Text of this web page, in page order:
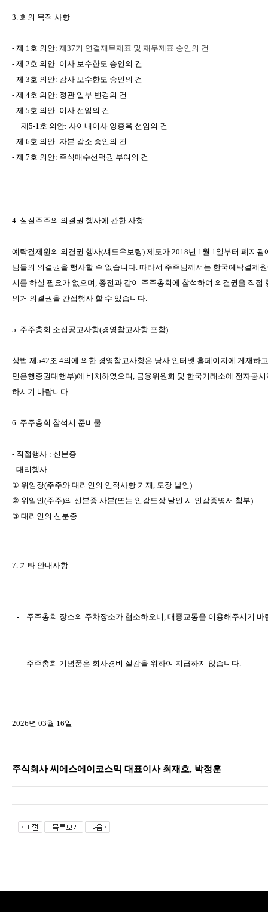
3. 회의 목적 사항
- 제 1호 의안: 제37기 연결재무제표 및 재무제표 승인의 건
- 제 2호 의안: 이사 보수한도 승인의 건
- 제 3호 의안: 감사 보수한도 승인의 건
- 제 4호 의안: 정관 일부 변경의 건
- 제 5호 의안: 이사 선임의 건
제5-1호 의안: 사이내이사 양종옥 선임의 건
- 제 6호 의안: 자본 감소 승인의 건
- 제 7호 의안: 주식매수선택권 부여의 건
4. 실질주주의 의결권 행사에 관한 사항
예탁결제원의 의결권 행사(섀도우보팅) 제도가 2018년 1월 1일부터 폐지됨
님들의 의결권을 행사할 수 없습니다. 따라서 주주님께서는 한국예탁결제
시를 하실 필요가 없으며, 종전과 같이 주주총회에 참석하여 의결권을 직접
의거 의결권을 간접행사 할 수 있습니다.
5. 주주총회 소집공고사항(경영참고사항 포함)
상법 제542조 4의에 의한 경영참고사항은 당사 인터넷 홈페이지에 게재하고
민은행증권대행부)에 비치하였으며, 금융위원회 및 한국거래소에 전자공시
하시기 바랍니다.
6. 주주총회 참석시 준비물
- 직접행사 : 신분증
- 대리행사
① 위임장(주주와 대리인의 인적사항 기재, 도장 날인)
② 위임인(주주)의 신분증 사본(또는 인감도장 날인 시 인감증명서 첨부)
③ 대리인의 신분증
7. 기타 안내사항
- 주주총회 장소의 주차장소가 협소하오니, 대중교통을 이용해주시기 바
- 주주총회 기념품은 회사경비 절감을 위하여 지급하지 않습니다.
2026년 03월 16일
주식회사 씨에스에이코스믹 대표이사 최재호, 박정훈